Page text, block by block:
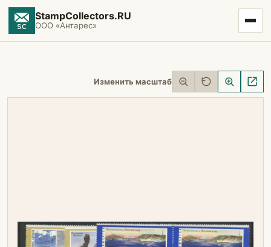
StampCollectors.RU
ООО «Антарес»
Изменить масштаб